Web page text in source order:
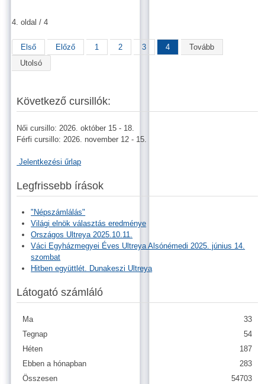
4. oldal / 4
Első Előző 1 2 3 4
Tovább
Utolsó
Következő cursillók:
Női cursillo: 2026. október 15 - 18.
Férfi cursillo: 2026. november 12 - 15.
Jelentkezési űrlap
Legfrissebb írások
"Népszámlálás"
Világi elnök választás eredménye
Országos Ultreya 2025.10.11.
Váci Egyházmegyei Éves Ultreya Alsónémedi 2025. június 14.
szombat
Hitben együttlét. Dunakeszi Ultreya
Látogató számláló
Ma
33
Tegnap
54
Héten
187
Ebben a hónapban
283
Összesen
54703